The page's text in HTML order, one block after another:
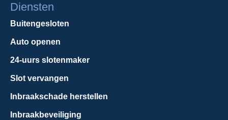
Diensten
Buitengesloten
Auto openen
24-uurs slotenmaker
Slot vervangen
Inbraakschade herstellen
Inbraakbeveiliging